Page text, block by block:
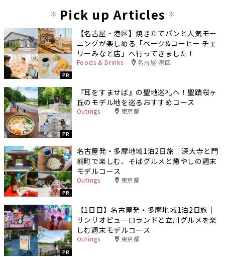
Pick up Articles
PR
【名古屋・港区】焼きたてパンと人気モー
ニングが楽しめる「ベーク&コーヒー チェ
リーみなと店」へ行ってきました！
Foods & Drinks 名古屋 港区
PR
『耳をすませば』の聖地巡礼へ！聖蹟桜ヶ
丘のモデル地を巡るおすすめコース
Outings 東京都
PR
名古屋発・多摩地域1泊2日旅｜深大寺と門
前町で楽しむ、そばグルメと癒やしの週末
モデルコース
Outings 東京都
PR
【1日目】名古屋発・多摩地域1泊2日旅｜
サンリオピューロランドと立川グルメを楽
しむ週末モデルコース
Outings 東京都